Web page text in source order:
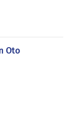
Oto